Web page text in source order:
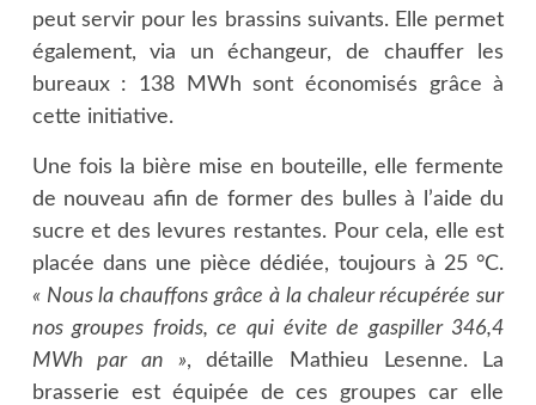
peut servir pour les brassins suivants. Elle permet
également, via un échangeur, de chauffer les
bureaux : 138 MWh sont économisés grâce à
cette initiative.
Une fois la bière mise en bouteille, elle fermente
de nouveau afin de former des bulles à l’aide du
sucre et des levures restantes. Pour cela, elle est
placée dans une pièce dédiée, toujours à 25 °C.
« Nous la chauffons grâce à la chaleur récupérée sur
nos groupes froids, ce qui évite de gaspiller 346,4
MWh par an », détaille Mathieu Lesenne. La
brasserie est équipée de ces groupes car elle